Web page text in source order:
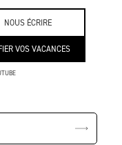
NOUS ÉCRIRE
VOS VACANCES